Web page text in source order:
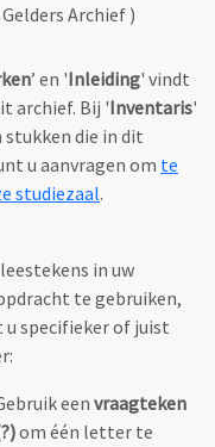
Archief )
’ en 'Inleiding' vindt
archief. Bij 'Inventaris'
die in dit
u aanvragen om te
studiezaal.
in uw
te gebruiken,
u specifieker of juist
eenvraagteken
om één letter te